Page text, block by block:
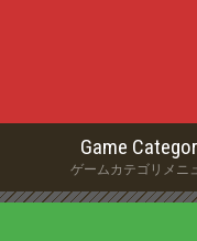
Game
ゲームカテゴリメニ